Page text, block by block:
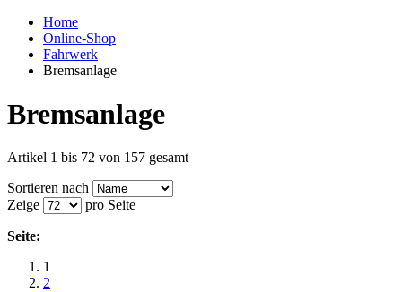
Home
Online-Shop
Fahrwerk
Bremsanlage
Bremsanlage
Artikel 1 bis 72 von 157 gesamt
Sortieren nach
Zeige
pro Seite
Seite:
1
2